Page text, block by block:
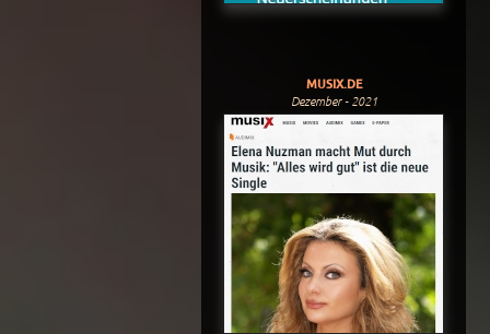
MUSIX.DE
Dezember - 2021